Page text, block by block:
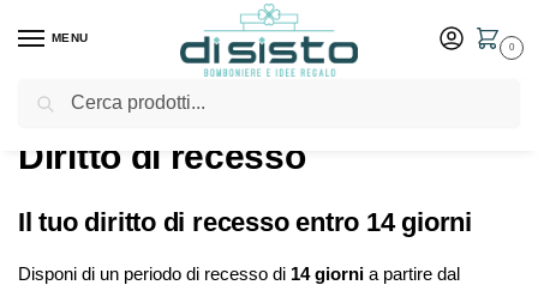
MENU
0
Home Diritto di recesso
Diritto di recesso
Il tuo diritto di recesso entro 14 giorni
Disponi di un periodo di recesso di 14 giorni a partire dal